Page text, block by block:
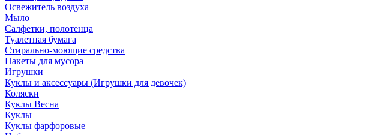
Освежитель воздуха
Мыло
Салфетки, полотенца
Туалетная бумага
Стирально-моющие средства
Пакеты для мусора
Игрушки
Куклы и аксессуары (Игрушки для девочек)
Коляски
Куклы Весна
Куклы
Куклы фарфоровые